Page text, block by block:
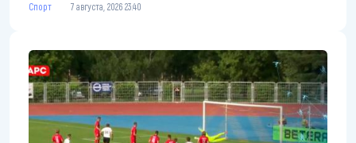
Спорт 7 августа, 2026 23:40